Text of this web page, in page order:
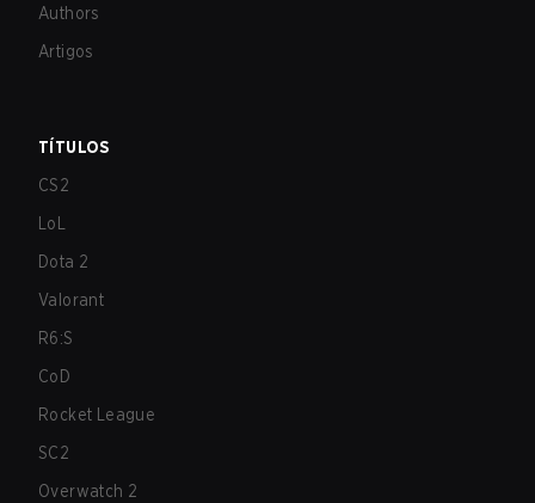
Authors
Artigos
TÍTULOS
CS2
LoL
Dota 2
Valorant
R6:S
CoD
Rocket League
SC2
Overwatch 2